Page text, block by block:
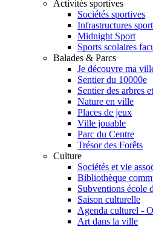
Activités sportives
Sociétés sportives
Infrastructures
Midnight Sport
Sports scolaires
Balades & Parcs
Je découvre ma
Sentier du 10000e
Sentier des arbres
Nature en ville
Places de jeux
Ville jouable
Parc du Centre
Trésor des Forêts
Culture
Sociétés et vie
Bibliothèque
Subventions école
Saison culturelle
Agenda culturel -
Art dans la ville